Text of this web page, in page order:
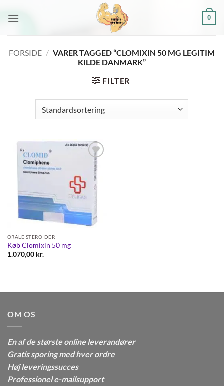
0
FORSIDE / VARER TAGGED “CLOMIXIN 50 MG LEGITIM
KILDE DANMARK”
FILTER
Add to
wishlist
ORALE STEROIDER
Køb Clomixin 50 mg
1.070,00 kr.
OM OS
En af de største online leverandører
Gratis sporing med hver ordre
Høj leveringssucces
Professionel e-mailsupport